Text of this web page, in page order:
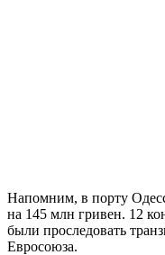
Напомним, в порту
на 145 млн гривен. 12
были проследовать
Евросоюза.